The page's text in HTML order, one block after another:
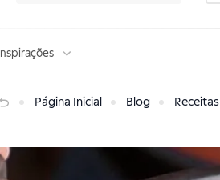
Inspirações
Página Inicial Blog Receitas